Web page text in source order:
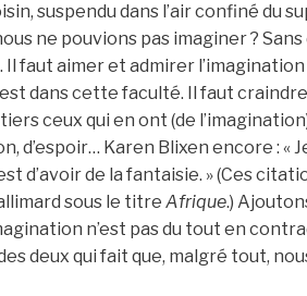
suspendu dans l’air confiné du
ne pouvions pas imaginer ?
faut aimer et admirer
dans cette faculté. Il faut craindre
ceux qui en ont (de
d’espoir… Karen Blixen encore :
d’avoir de la fantaisie. » (Ces
sous le titre Afrique.)
n’est pas du tout en
deux qui fait que, malgré tout,